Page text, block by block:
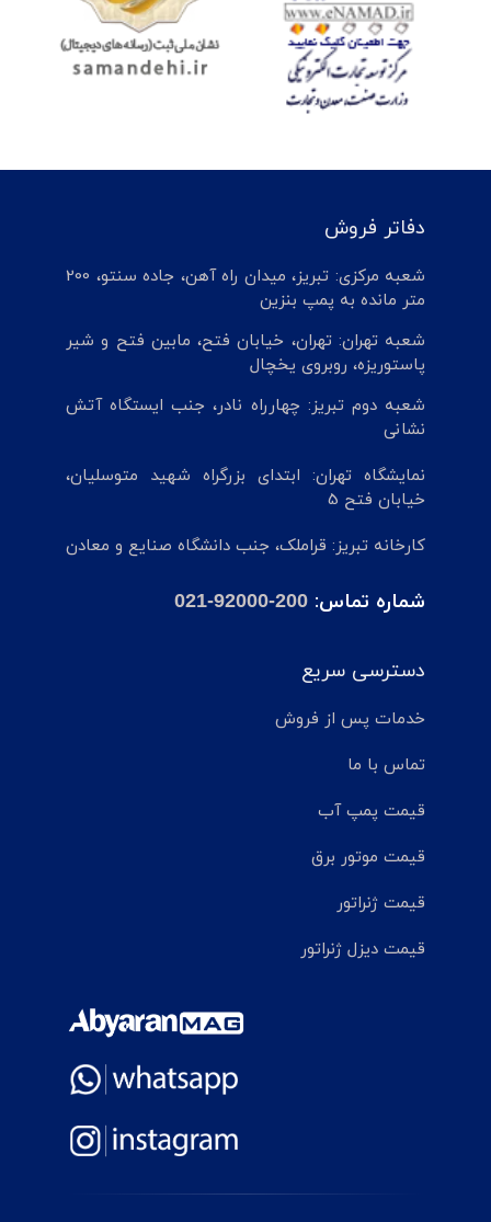
دفاتر فروش
شعبه مرکزی: تبریز، میدان راه آهن، جاده سنتو، 200
متر مانده به پمپ بنزین
شعبه تهران: تهران، خیابان فتح، مابین فتح و شیر
پاستوریزه، روبروی یخچال
شعبه دوم تبریز: چهارراه نادر، جنب ایستگاه آتش
نشانی
نمایشگاه تهران: ابتدای بزرگراه شهید متوسلیان،
خیابان فتح 5
کارخانه تبریز: قراملک، جنب دانشگاه صنایع و معادن
شماره تماس: 021-92000-200
دسترسی سریع
خدمات پس از فروش
تماس با ما
قیمت پمپ آب
قیمت موتور برق
قیمت ژنراتور
قیمت دیزل ژنراتور